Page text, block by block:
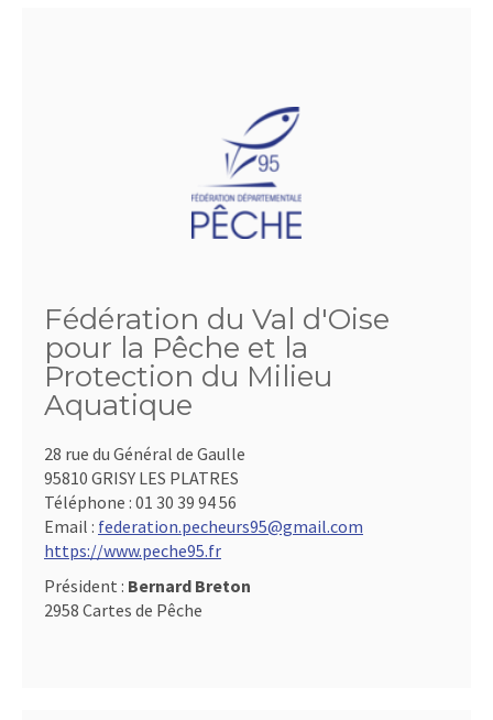
Fédération du Val d'Oise
pour la Pêche et la
Protection du Milieu
Aquatique
28 rue du Général de Gaulle
95810 GRISY LES PLATRES
Téléphone : 01 30 39 94 56
Email : federation.pecheurs95@gmail.com
https://www.peche95.fr
Président : Bernard Breton
2958 Cartes de Pêche